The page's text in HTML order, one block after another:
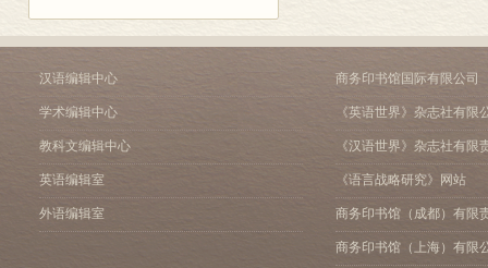
汉语编辑中心
学术编辑中心
教科文编辑中心
英语编辑室
外语编辑室
商务印书馆国际有限公司
《英语世界》杂志社有限
《汉语世界》杂志社有限
《语言战略研究》网站
商务印书馆（成都）有限
商务印书馆（上海）有限